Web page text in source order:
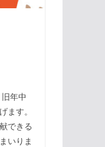
年中
ます。
できる
いりま